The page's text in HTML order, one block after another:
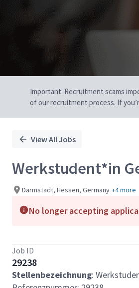
Important: Recruitment scams
of our recruitment process. If
View All Jobs
Werkstudent*in
Darmstadt, Hessen, Germany +4 more
No longer accepting
Job ID
29238
Stellenbezeichnung: